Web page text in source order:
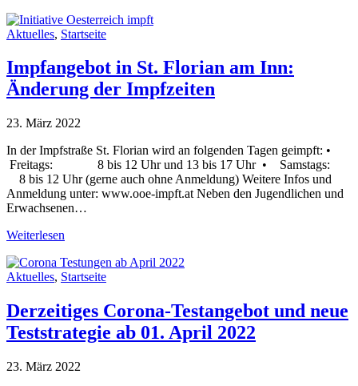
Aktuelles, Startseite
Impfangebot in St. Florian am Inn:
Änderung der Impfzeiten
23. März 2022
In der Impfstraße St. Florian wird an folgenden Tagen geimpft: •
Freitags: 8 bis 12 Uhr und 13 bis 17 Uhr • Samstags:
8 bis 12 Uhr (gerne auch ohne Anmeldung) Weitere Infos und
Anmeldung unter: www.ooe-impft.at Neben den Jugendlichen und
Erwachsenen…
Weiterlesen
Aktuelles, Startseite
Derzeitiges Corona-Testangebot und neue
Teststrategie ab 01. April 2022
23. März 2022